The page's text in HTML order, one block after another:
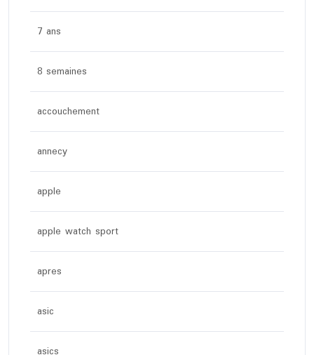
7 ans
8 semaines
accouchement
annecy
apple
apple watch sport
apres
asic
asics